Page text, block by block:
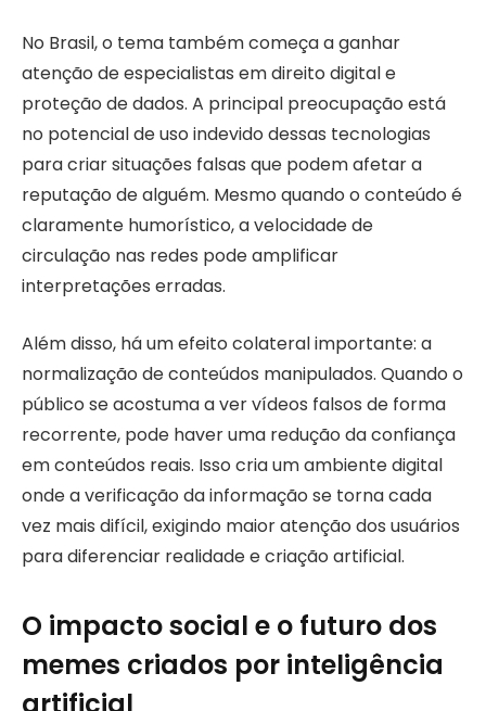
No Brasil, o tema também começa a ganhar
atenção de especialistas em direito digital e
proteção de dados. A principal preocupação está
no potencial de uso indevido dessas tecnologias
para criar situações falsas que podem afetar a
reputação de alguém. Mesmo quando o conteúdo é
claramente humorístico, a velocidade de
circulação nas redes pode amplificar
interpretações erradas.
Além disso, há um efeito colateral importante: a
normalização de conteúdos manipulados. Quando o
público se acostuma a ver vídeos falsos de forma
recorrente, pode haver uma redução da confiança
em conteúdos reais. Isso cria um ambiente digital
onde a verificação da informação se torna cada
vez mais difícil, exigindo maior atenção dos usuários
para diferenciar realidade e criação artificial.
O impacto social e o futuro dos
memes criados por inteligência